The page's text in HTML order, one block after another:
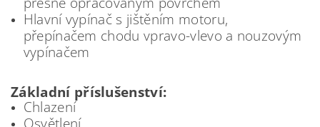
Hlavní vypínač s jištěním motoru,
přepínačem chodu vpravo-vlevo a nouzovým
vypínačem
Základní příslušenství:
Chlazení
Osvětlení